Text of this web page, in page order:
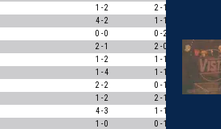
1 - 2 2 - 1
4 - 2 1 - 1
0 - 0 0 - 2
2 - 1 2 - 0
1 - 2 1 - 1
0
1 - 4 1 - 1
0
2 - 2 0 - 1
0
1 - 2 2 - 1
4 - 3 1 - 1
1 - 0 0 - 1